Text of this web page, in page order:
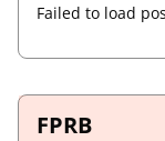
Failed to load
FPRB